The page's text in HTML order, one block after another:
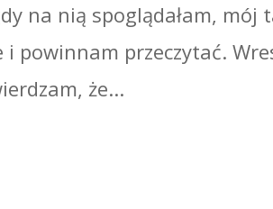
na nią spoglądałam, mój
powinnam przeczytać.
że...